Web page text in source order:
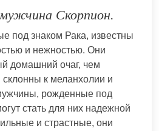
Скорпион.
под знаком Рака, известны
и нежностью. Они
домашний очаг, чем
к меланхолии и
рожденные под
стать для них надежной
и страстные, они